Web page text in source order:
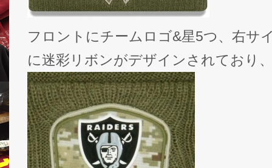
フロントにチームロゴ&星5つ、右サ
に迷彩リボンがデザインされており